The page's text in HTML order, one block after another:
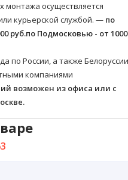
монтажа осуществляется
курьерской службой. — по
руб.по Подмосковью - от
по России, а также
компаниями
возможен из офиса или с